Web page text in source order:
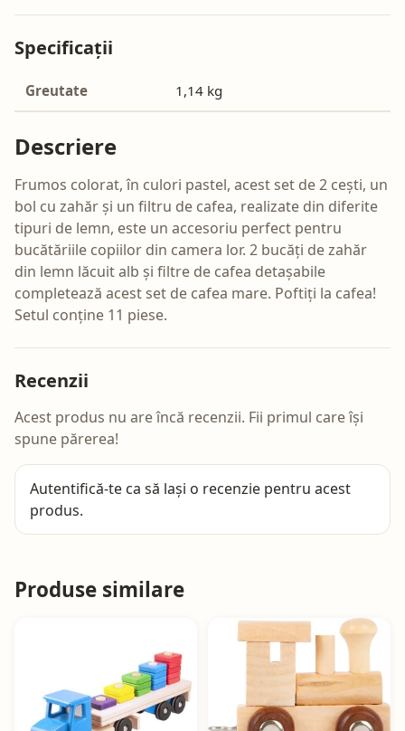
Specificații
Greutate 1,14 kg
Descriere
Frumos colorat, în culori pastel, acest set de 2 cești, un
bol cu zahăr și un filtru de cafea, realizate din diferite
tipuri de lemn, este un accesoriu perfect pentru
bucătăriile copiilor din camera lor. 2 bucăți de zahăr
din lemn lăcuit alb și filtre de cafea detașabile
completează acest set de cafea mare. Poftiți la cafea!
Setul conține 11 piese.
Recenzii
Acest produs nu are încă recenzii. Fii primul care își
spune părerea!
Autentifică-te ca să lași o recenzie pentru acest
produs.
Produse similare